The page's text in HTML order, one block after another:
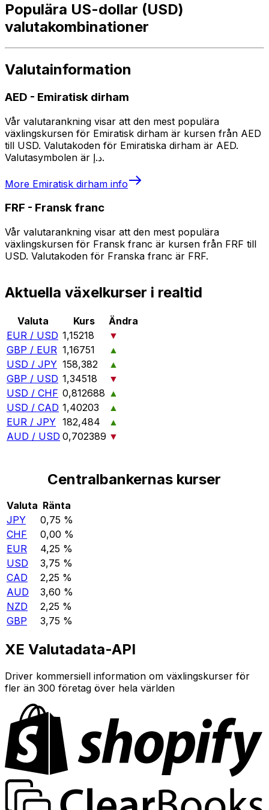
Populära US-dollar (USD)
valutakombinationer
Valutainformation
AED - Emiratisk dirham
Vår valutarankning visar att den mest populära
växlingskursen för Emiratisk dirham är kursen från AED
till USD. Valutakoden för Emiratiska dirham är AED.
Valutasymbolen är د.إ.
More Emiratisk dirham info
FRF - Fransk franc
Vår valutarankning visar att den mest populära
växlingskursen för Fransk franc är kursen från FRF till
USD. Valutakoden för Franska franc är FRF.
Aktuella växelkurser i realtid
Valuta Kurs
Ändra
EUR / USD 1,15218
▼
GBP / EUR 1,16751
▲
USD / JPY 158,382
▲
GBP / USD 1,34518
▼
USD / CHF 0,812688 ▲
USD / CAD 1,40203
▲
EUR / JPY 182,484
▲
AUD / USD 0,702389 ▼
Centralbankernas kurser
Valuta Ränta
JPY
0,75 %
CHF
0,00 %
EUR
4,25 %
USD
3,75 %
CAD
2,25 %
AUD
3,60 %
NZD
2,25 %
GBP
3,75 %
XE Valutadata-API
Driver kommersiell information om växlingskurser för
fler än 300 företag över hela världen